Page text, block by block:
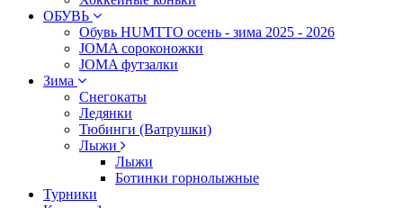
ОБУВЬ
Обувь HUMTTO осень - зима 2025 - 2026
JOMA сороконожки
JOMA футзалки
Зима
Снегокаты
Ледянки
Тюбинги (Ватрушки)
Лыжи
Лыжи
Ботинки горнолыжные
Турники